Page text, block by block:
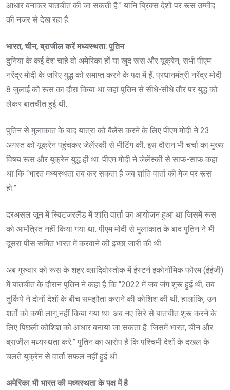
आधार बनाकर बातचीत की जा सकती है.” यानि ब्रिक्स देशों पर रूस उम्मीद
की नजर से देख रहा है.
भारत, चीन, ब्राजील करें मध्यस्थता: पुतिन
दुनिया के कई देश चाहे वो अमेरिका हों या खुद रूस और यूक्रेन, सभी पीएम
नरेंद्र मोदी के जरिए युद्ध को समाप्त करने के पक्ष में हैं. प्रधानमंत्री नरेंद्र मोदी
8 जुलाई को रूस का दौरा किया था जहां पुतिन से सीधे-सीधे तौर पर युद्ध को
लेकर बातचीत हुई थी.
पुतिन से मुलाकात के बाद यात्रा को बैलेंस करने के लिए पीएम मोदी ने 23
अगस्त को यूक्रेन पहुंचकर जेलेंस्की से मीटिंग की. इस दौरान भी चर्चा का मुख्य
विषय रूस और यूक्रेन युद्ध ही था. पीएम मोदी ने जेलेंस्की से साफ-साफ कहा
था कि “भारत मध्यस्थता तब कर सकता है जब शांति वार्ता की मेज पर रूस
हो.”
दरअसल जून में स्विटजरलैंड में शांति वार्ता का आयोजन हुआ था जिसमें रूस
को आमंत्रित नहीं किया गया था. पीएम मोदी से मुलाकात के बाद पुतिन ने भी
दूसरा पीस समित भारत में करवाने की इच्छा जारी की थी.
अब गुरुवार को रूस के शहर व्लादिवोस्तोक में ईस्टर्न इकोनॉमिक फोरम (ईईजी)
में बातचीत के दौरान पुतिन ने कहा है कि “2022 में जब जंग शुरू हुई थी, तब
तुर्किये ने दोनों देशों के बीच समझौता कराने की कोशिश की थी. हालांकि, उन
शर्तों को कभी लागू नहीं किया गया था. अब नए सिरे से बातचीत शुरू करने के
लिए पिछली कोशिश को आधार बनाया जा सकता है. जिसमें भारत, चीन और
ब्राजील मध्यस्थता करे.” पुतिन का आरोप है कि पश्चिमी देशों के दखल के
चलते यूक्रेन से वार्ता सफल नहीं हुई थी.
अमेरिका भी भारत की मध्यस्थता के पक्ष में है